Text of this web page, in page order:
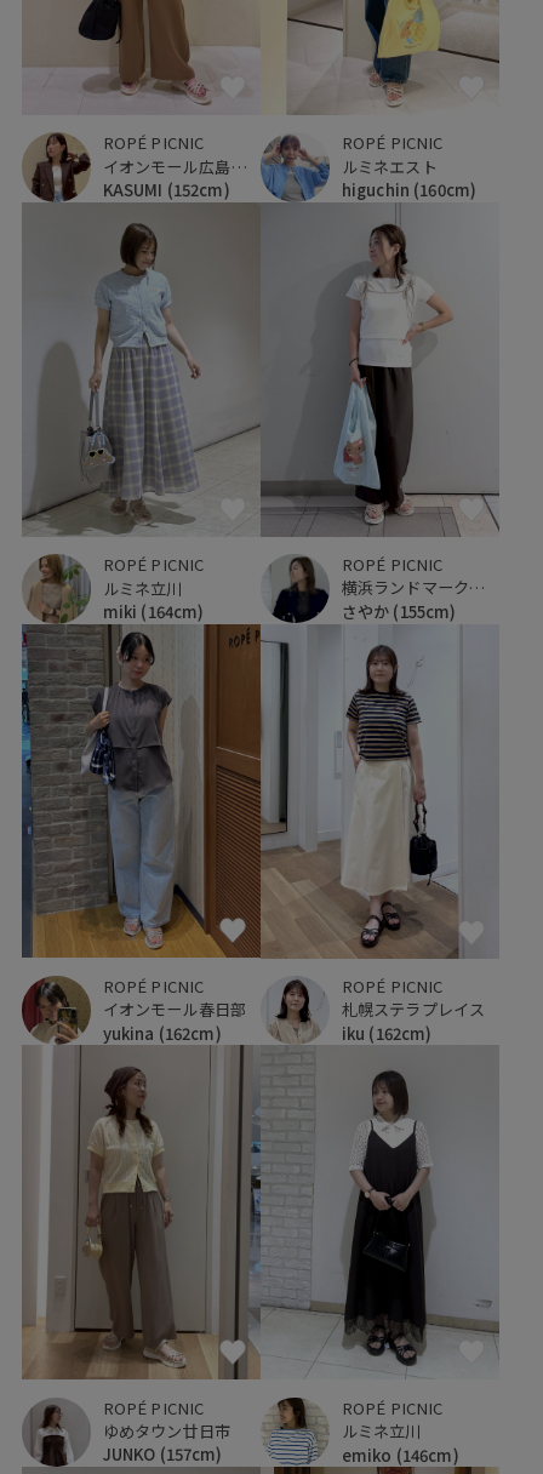
ROPÉ PICNIC
イオンモール広島府中
KASUMI (152cm)
ROPÉ PICNIC
ルミネエスト
higuchin (160cm)
ROPÉ PICNIC
ルミネ立川
miki (164cm)
ROPÉ PICNIC
横浜ランドマークタワー
さやか (155cm)
ROPÉ PICNIC
イオンモール春日部
yukina (162cm)
ROPÉ PICNIC
札幌ステラプレイス
iku (162cm)
ROPÉ PICNIC
ゆめタウン廿日市
JUNKO (157cm)
ROPÉ PICNIC
ルミネ立川
emiko (146cm)